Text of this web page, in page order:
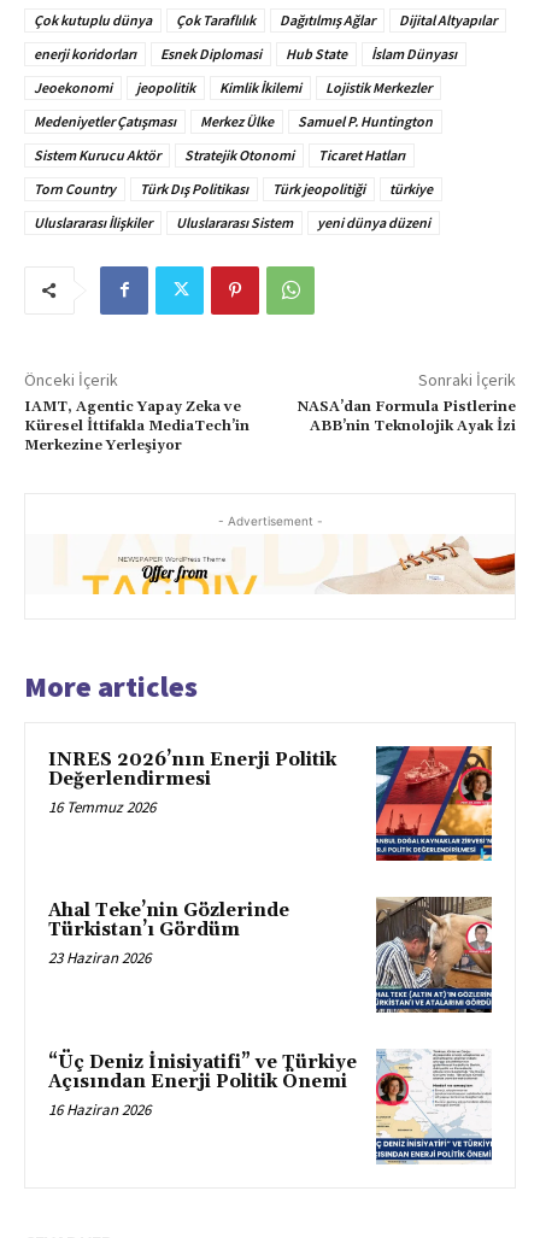
Çok kutuplu dünya Çok Taraflılık Dağıtılmış Ağlar
Dijital Altyapılar
enerji koridorları
Esnek Diplomasi Hub State
İslam Dünyası
Jeoekonomi
jeopolitik Kimlik İkilemi
Lojistik Merkezler
Medeniyetler Çatışması
Merkez Ülke
Samuel P. Huntington
Sistem Kurucu Aktör
Stratejik Otonomi
Ticaret Hatları
Torn Country
Türk Dış Politikası Türk jeopolitiği
türkiye
Uluslararası İlişkiler
Uluslararası Sistem yeni dünya düzeni
Önceki İçerik
IAMT, Agentic Yapay Zeka ve
Küresel İttifakla MediaTech’in
Merkezine Yerleşiyor
Sonraki İçerik
NASA’dan Formula Pistlerine
ABB’nin Teknolojik Ayak İzi
- Advertisement -
More articles
INRES 2026’nın Enerji Politik
Değerlendirmesi
16 Temmuz 2026
Ahal Teke’nin Gözlerinde
Türkistan’ı Gördüm
23 Haziran 2026
“Üç Deniz İnisiyatifi” ve Türkiye
Açısından Enerji Politik Önemi
16 Haziran 2026